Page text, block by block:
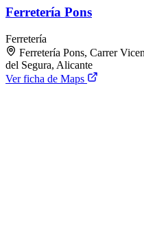
Ferretería Pons
Ferretería
Ferretería Pons, Carrer
del Segura, Alicante
Ver ficha de Maps